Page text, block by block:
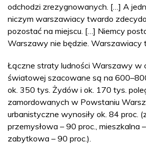
odchodzi zrezygnowanych. […] A
niczym warszawiacy twardo
pozostać na miejscu. […] Niemcy
Warszawy nie będzie. Warszawiacy
Łączne straty ludności Warszawy w
światowej szacowane są na
ok. 350 tys. Żydów i ok. 170 tys.
zamordowanych w Powstaniu
urbanistyczne wynosiły ok. 84 proc.
przemysłowa – 90 proc., mieszkalna
zabytkowa – 90 proc.).